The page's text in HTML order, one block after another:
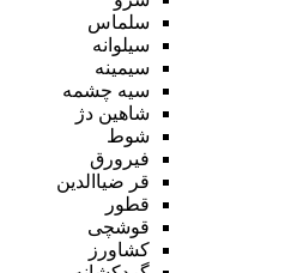
سلماس
سیلوانه
سیمینه
سیه چشمه
شاهین دژ
شوط
فیرورق
قر ضیاالدین
قطور
قوشچی
کشاورز